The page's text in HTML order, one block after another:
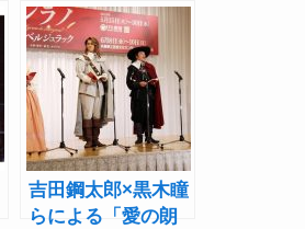
い”劇作家役に「エ
ドモン～『シラ
ノ・ド・ベルジュ
ラック』を書いた
男～」上演決定
吉田鋼太郎×黒木瞳
らによる「愛の朗